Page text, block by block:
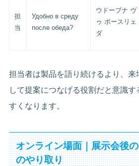
担
当
Удобно в среду
после обеда?
ウドーブナ ヴ
ゥ ポースリェ
ダ
担当者は製品を語り続けるより、来
して提案につなげる役割だと意識
すくなります。
オンライン場面｜展示会後
のやり取り